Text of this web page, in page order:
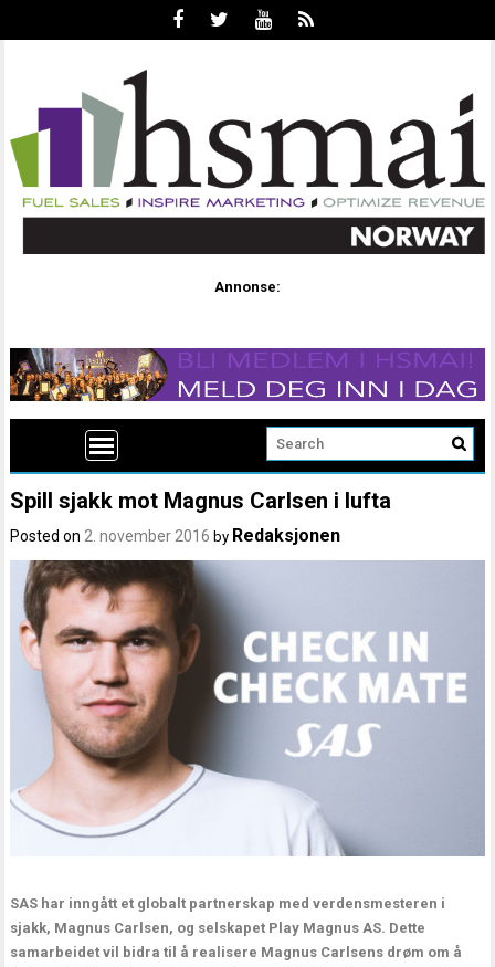
Annonse:
Spill sjakk mot Magnus Carlsen i lufta
Posted on2. november 2016 by Redaksjonen
SAS har inngått et globalt partnerskap med verdensmesteren i
sjakk, Magnus Carlsen, og selskapet Play Magnus AS. Dette
samarbeidet vil bidra til å realisere Magnus Carlsens drøm om å